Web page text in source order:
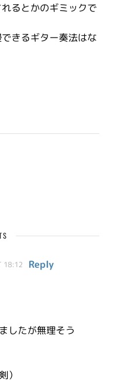
るとかのギミックで
きるギター奏法はな
18:12
Reply
したが無理そう
）